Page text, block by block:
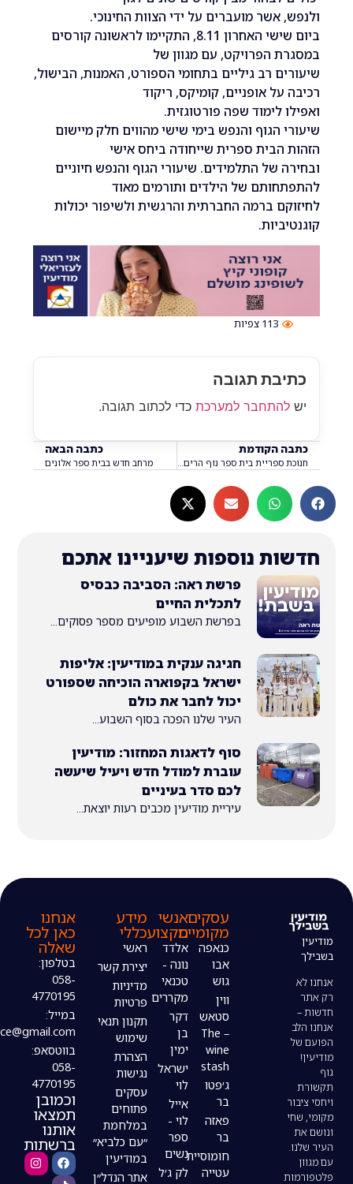
אשר מועברים על ידי הצוות החינוכי.
ביום שישי האחרון 8.11, התקיימו לראשונה קורסים
הפרויקט, עם מגוון של
רב גיליים בתחומי הספורט, האמנות, הבישול,
אופניים, קומיקס, ריקוד
לימוד שפה פורטוגזית.
הגוף והנפש בימי שישי מהווים חלק מיישום
הבית ספרית שייחודה ביחס אישי
של התלמידים. שיעורי הגוף והנפש חיוניים
של הילדים ותורמים מאוד
ברמה החברתית והרגשית ולשיפור יכולות
תגובה
למערכתכדי לכתוב תגובה.
הקודמת
חנוכת ספריית בית ספר נוף הרים ע"ש סרן אורי שני ז"ל מרחב חדש בבית ספר אלונים‎
נוספות שיעניינו אתכם
פרשת ראה: הסביבה כבסיס
לתכלית החיים
בפרשת השבוע מופיעים מספר פסוקים...
חגיגה ענקית במודיעין: אליפות
ישראל בקפוארה הוכיחה שספורט
יכול לחבר את כולם
העיר שלנו הפכה בסוף השבוע...
סוף לדאגות המחזור: מודיעין
עוברת למודל חדש ויעיל שיעשה
לכם סדר בעיניים
עיריית מודיעין מכבים רעות יוצאת...
עסקים
מקומיים
wine
בר
פאזה
בר
חומוסיית
עטייה
אנשי
מקצוע
אלדד
נונה -
טכנאי
מקררים
ישראל
לק ג׳ל
מידע
כללי
ראשי
יצירת קשר
מדיניות
פרטיות
תקנון תנאי
שימוש
הצהרת
נגישות
עסקים
פתוחים
במלחמת
״עם כלביא״
במודיעין
אתר הנדל״ן
אנחנו
כאן לכל
שאלה
בטלפון:
058-
4770195
במייל:
modiin4uoffice@gmail.com
בווטסאפ:
058-
וכמובן
תמצאו
אותנו
ברשתות